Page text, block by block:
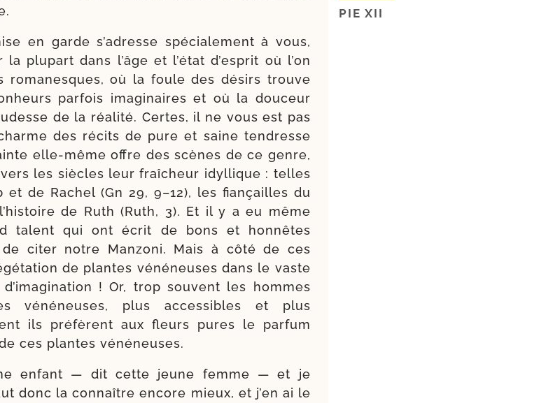
en garde s’a­dresse spé­cia­le­ment à vous,
plu­part dans l’âge et l’é­tat d’es­prit où l’on
roma­nesques, où la foule des dési­rs trouve
par­fois ima­gi­naires et où la dou­ceur
de la réa­li­té. Certes, il ne vous est pas
des récits de pure et saine ten­dresse
elle-​même offre des scènes de ce genre,
les siècles leur fraî­cheur idyl­lique : telles
de Rachel (Gn 29, 9–12), les fian­çailles du
de Ruth (Ruth, 3). Et il y a eu même
talent qui ont écrit de bons et hon­nêtes
de citer notre Manzoni. Mais à côté de ces
de plantes véné­neuses dans le vaste
! Or, trop sou­vent les hommes
véné­neuses, plus acces­sibles et plus
ils pré­fèrent aux fleurs pures le par­fum
ces plantes vénéneuses.
enfant — dit cette jeune femme — et je
donc la connaître encore mieux, et j’en ai le
PIE XII